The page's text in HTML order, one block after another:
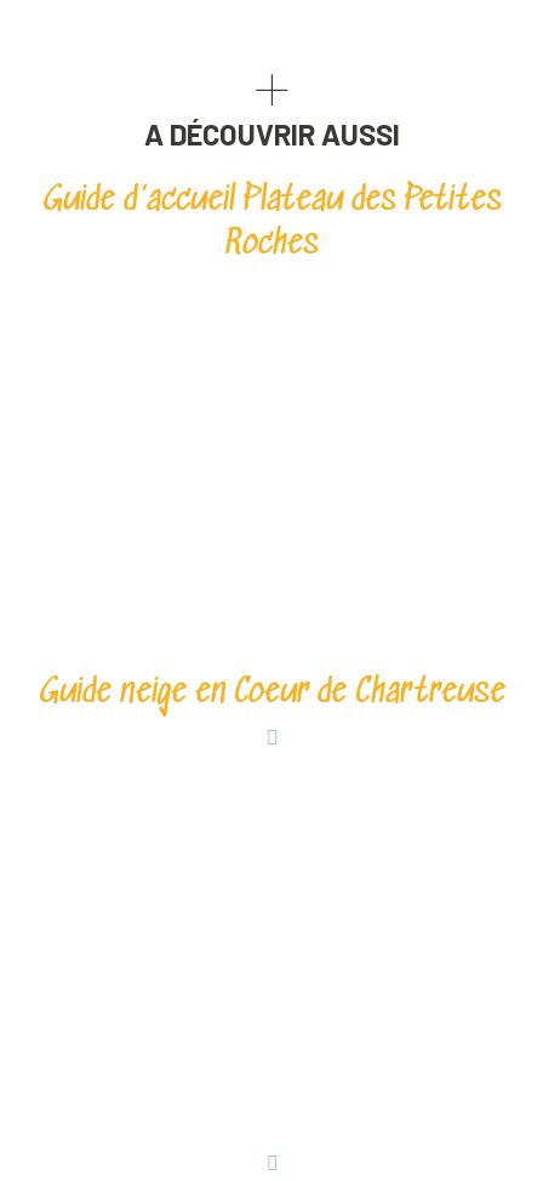
A DÉCOUVRIR AUSSI
Guide d’accueil Plateau des Petites
Roches
Guide neige en Coeur de Chartreuse